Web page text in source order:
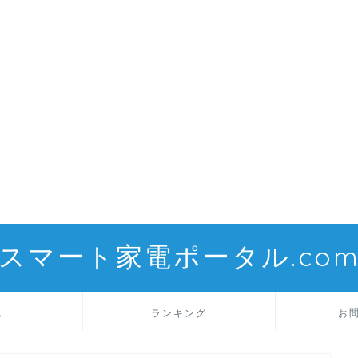
マート家電ポータル.com
ランキング お